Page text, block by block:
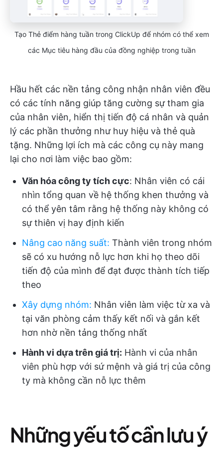
Tạo Thẻ điểm hàng tuần trong ClickUp để nhóm có thể xem
các Mục tiêu hàng đầu của đồng nghiệp trong tuần
Hầu hết các nền tảng công nhận nhân viên đều
có các tính năng giúp tăng cường sự tham gia
của nhân viên, hiển thị tiến độ cá nhân và quản
lý các phần thưởng như huy hiệu và thẻ quà
tặng. Những lợi ích mà các công cụ này mang
lại cho nơi làm việc bao gồm:
Văn hóa công ty tích cực: Nhân viên có cái
nhìn tổng quan về hệ thống khen thưởng và
có thể yên tâm rằng hệ thống này không có
sự thiên vị hay định kiến
Nâng cao năng suất: Thành viên trong nhóm
sẽ có xu hướng nỗ lực hơn khi họ theo dõi
tiến độ của mình để đạt được thành tích tiếp
theo
Xây dựng nhóm: Nhân viên làm việc từ xa và
tại văn phòng cảm thấy kết nối và gắn kết
hơn nhờ nền tảng thống nhất
Hành vi dựa trên giá trị: Hành vi của nhân
viên phù hợp với sứ mệnh và giá trị của công
ty mà không cần nỗ lực thêm
Những yếu tố cần lưu ý